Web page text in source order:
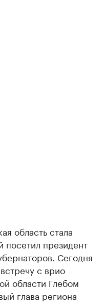
область стала
президент
Сегодня
с врио
области Глебом
глава региона